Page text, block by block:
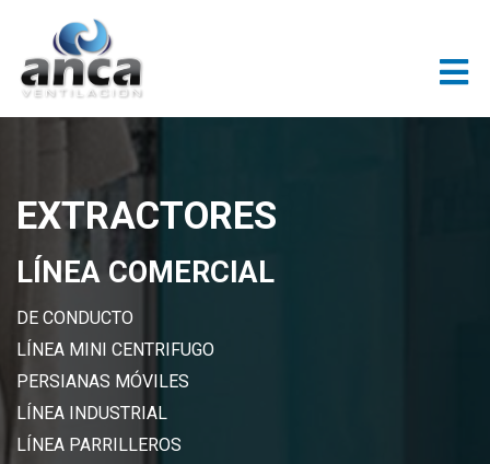
EXTRACTORES
LÍNEA COMERCIAL
DE CONDUCTO
LÍNEA MINI CENTRIFUGO
PERSIANAS MÓVILES
LÍNEA INDUSTRIAL
LÍNEA PARRILLEROS